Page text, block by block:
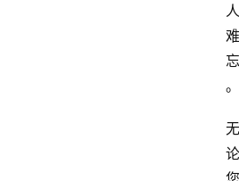
人
难
忘
。
无
论